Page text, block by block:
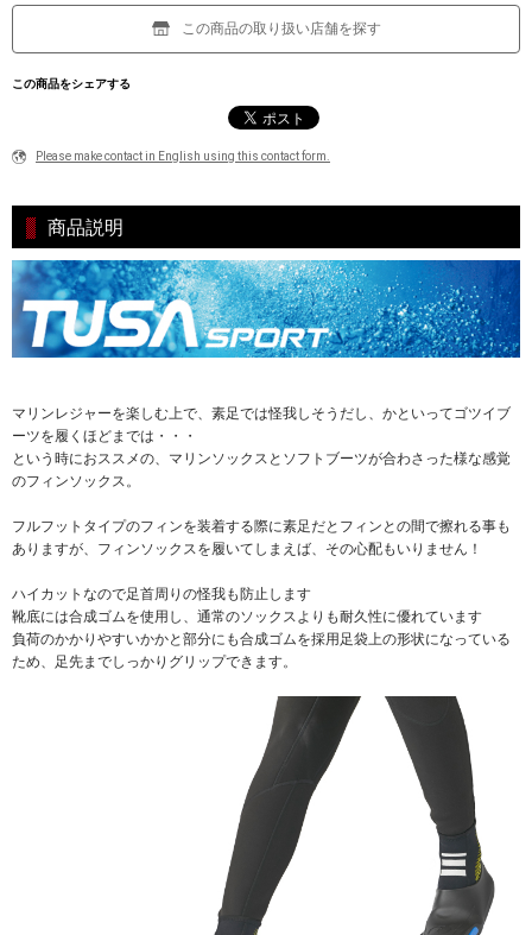
この商品の取り扱い店舗を探す
この商品をシェアする
Please make contact in English using this contact form.
商品説明
マリンレジャーを楽しむ上で、素足では怪我しそうだし、かといってゴツイブ
ーツを履くほどまでは・・・
という時におススメの、マリンソックスとソフトブーツが合わさった様な感覚
のフィンソックス。
フルフットタイプのフィンを装着する際に素足だとフィンとの間で擦れる事も
ありますが、フィンソックスを履いてしまえば、その心配もいりません！
ハイカットなので足首周りの怪我も防止します
靴底には合成ゴムを使用し、通常のソックスよりも耐久性に優れています
負荷のかかりやすいかかと部分にも合成ゴムを採用足袋上の形状になっている
ため、足先までしっかりグリップできます。